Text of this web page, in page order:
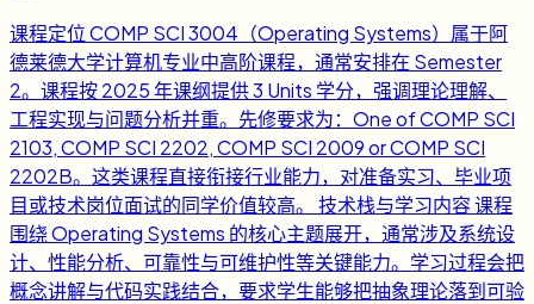
课程定位 COMP SCI 3004（Operating Systems）属于阿
德莱德大学计算机专业中高阶课程，通常安排在 Semester
2。课程按 2025 年课纲提供 3 Units 学分，强调理论理解、
工程实现与问题分析并重。先修要求为：One of COMP SCI
2103, COMP SCI 2202, COMP SCI 2009 or COMP SCI
2202B。这类课程直接衔接行业能力，对准备实习、毕业项
目或技术岗位面试的同学价值较高。 技术栈与学习内容 课程
围绕 Operating Systems 的核心主题展开，通常涉及系统设
计、性能分析、可靠性与可维护性等关键能力。学习过程会把
概念讲解与代码实践结合，要求学生能够把抽象理论落到可验